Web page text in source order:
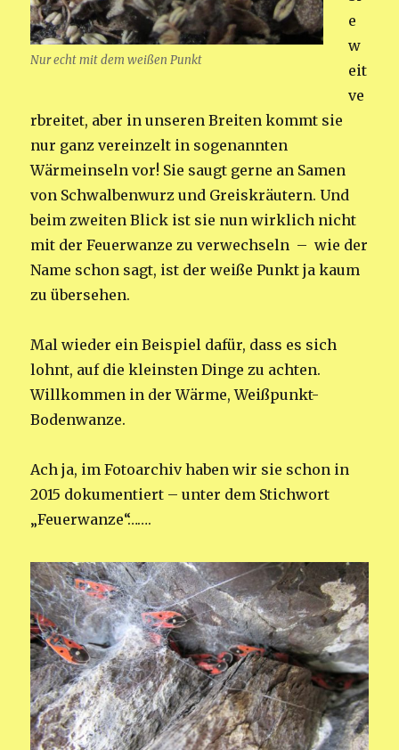
Nur echt mit dem weißen Punkt
e
w
eit
ve
rbreitet, aber in unseren Breiten kommt sie
nur ganz vereinzelt in sogenannten
Wärmeinseln vor! Sie saugt gerne an Samen
von Schwalbenwurz und Greiskräutern. Und
beim zweiten Blick ist sie nun wirklich nicht
mit der Feuerwanze zu verwechseln – wie der
Name schon sagt, ist der weiße Punkt ja kaum
zu übersehen.
Mal wieder ein Beispiel dafür, dass es sich
lohnt, auf die kleinsten Dinge zu achten.
Willkommen in der Wärme, Weißpunkt-
Bodenwanze.
Ach ja, im Fotoarchiv haben wir sie schon in
2015 dokumentiert – unter dem Stichwort
„Feuerwanze“…….